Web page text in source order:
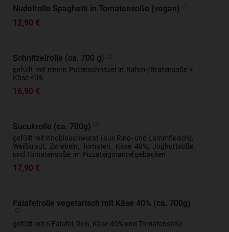
Nudelrolle Spaghetti in Tomatensoße (vegan)
12,90 €
Schnitzelrolle (ca. 700 g)
gefüllt mit einem Putenschnitzel in Rahm-/Bratensoße +
Käse 40%
16,90 €
Sucukrolle (ca. 700g)
gefüllt mit Knoblauchwurst (aus Rind- und Lammfleisch),
Weißkraut, Zwiebeln, Tomaten, Käse 40%, Joghurtsoße
und Tomatensoße, im Pizzateigmantel gebacken
17,90 €
Falafelrolle vegetarisch mit Käse 40% (ca. 700g)
gefüllt mit 6 Falafel, Reis, Käse 40% und Tomatensoße